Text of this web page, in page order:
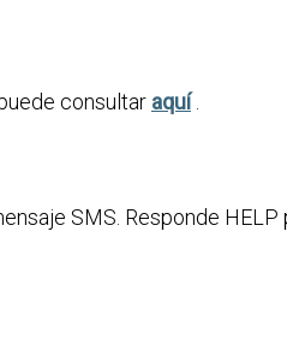
consultar aquí.
SMS. Responde